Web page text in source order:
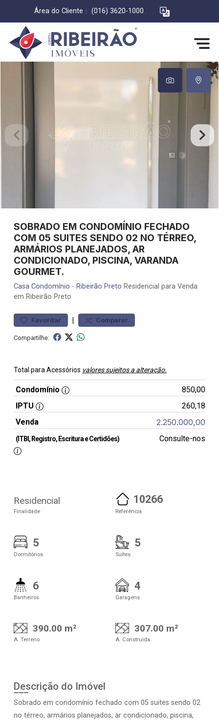
Área do Cliente (016) 3620-1000
SOBRADO EM CONDOMÍNIO FECHADO
COM 05 SUITES SENDO 02 NO TÉRREO,
ARMÁRIOS PLANEJADOS, AR
CONDICIONADO, PISCINA, VARANDA
GOURMET.
Casa Condomínio - Ribeirão Preto Residencial para Venda
em Ribeirão Preto
Favoritar | Comparar
Compartilhe:
Total para Acessórios valores sujeitos a alteração.
Condomínio
850,00
IPTU
260,18
Venda
2.250.000,00
(ITBI, Registro, Escritura e Certidões) Consulte-nos
Residencial
Finalidade
10266
Referência
5
Dormitórios
5
Suítes
6
Banheiros
4
Garagens
390.00 m²
A. Terreno
307.00 m²
A. Construída
Descrição do Imóvel
Sobrado em condomínio fechado com 05 suites sendo 02
no térreo, armários planejados, ar condicionado, piscina,